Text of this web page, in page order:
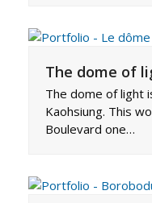
The dome of
The dome of light
Kaohsiung. This
Boulevard one…